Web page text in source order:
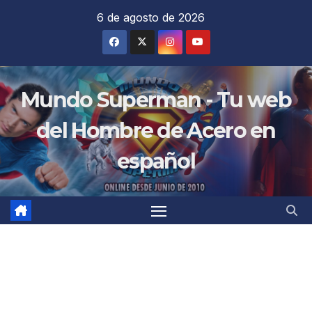
6 de agosto de 2026
Mundo Superman - Tu web
del Hombre de Acero en
español